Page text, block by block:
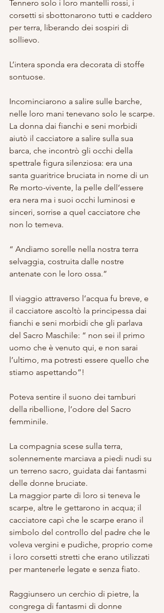
Tennero solo i loro mantelli rossi, i
corsetti si sbottonarono tutti e caddero
per terra, liberando dei sospiri di
sollievo.
L’intera sponda era decorata di stoffe
sontuose.
Incominciarono a salire sulle barche,
nelle loro mani tenevano solo le scarpe.
La donna dai fianchi e seni morbidi
aiutò il cacciatore a salire sulla sua
barca, che incontrò gli occhi della
spettrale figura silenziosa: era una
santa guaritrice bruciata in nome di un
Re morto-vivente, la pelle dell’essere
era nera ma i suoi occhi luminosi e
sinceri, sorrise a quel cacciatore che
non lo temeva.
“ Andiamo sorelle nella nostra terra
selvaggia, costruita dalle nostre
antenate con le loro ossa.”
Il viaggio attraverso l’acqua fu breve, e
il cacciatore ascoltò la principessa dai
fianchi e seni morbidi che gli parlava
del Sacro Maschile: “ non sei il primo
uomo che è venuto qui, e non sarai
l’ultimo, ma potresti essere quello che
stiamo aspettando”!
Poteva sentire il suono dei tamburi
della ribellione, l’odore del Sacro
femminile.
La compagnia scese sulla terra,
solennemente marciava a piedi nudi su
un terreno sacro, guidata dai fantasmi
delle donne bruciate.
La maggior parte di loro si teneva le
scarpe, altre le gettarono in acqua; il
cacciatore capì che le scarpe erano il
simbolo del controllo del padre che le
voleva vergini e pudiche, proprio come
i loro corsetti stretti che erano utilizzati
per mantenerle legate e senza fiato.
Raggiunsero un cerchio di pietre, la
congrega di fantasmi di donne